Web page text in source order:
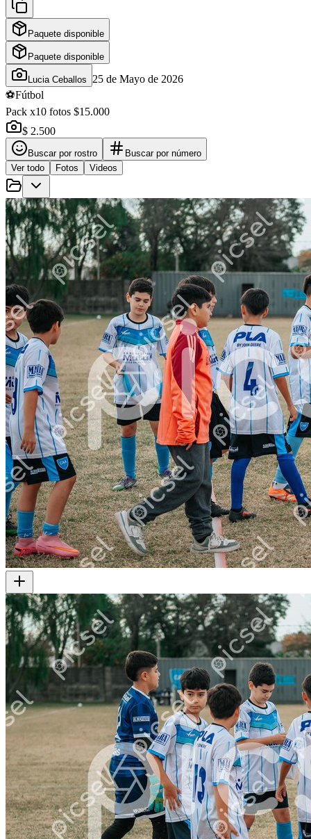
Paquete disponible
Paquete disponible
Lucia Ceballos
25 de Mayo de 2026
⚽Fútbol
Pack x10 fotos $15.000
$ 2.500
Buscar por rostro
Buscar por número
Ver todo
Fotos Videos